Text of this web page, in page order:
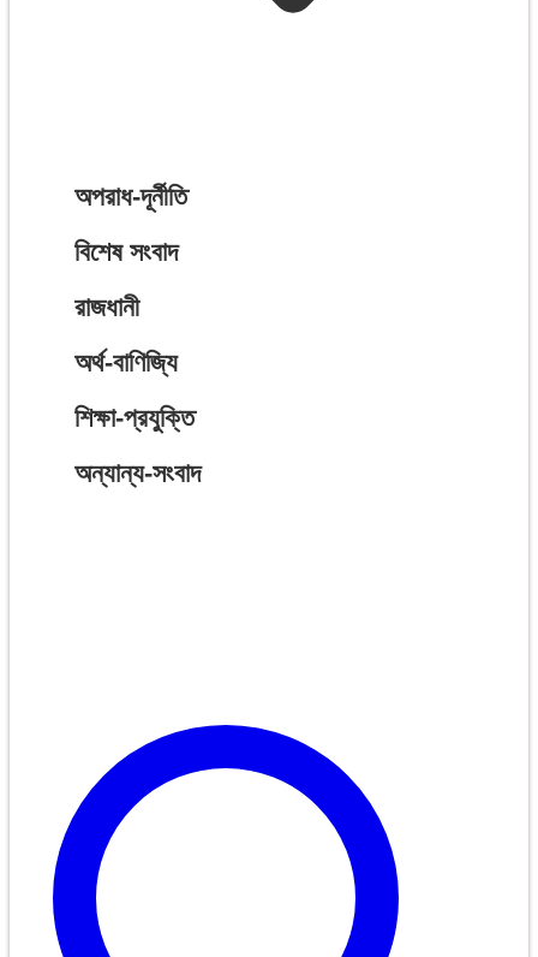
অপরাধ-দূর্নীতি
বিশেষ সংবাদ
রাজধানী
অর্থ-বাণিজ্যি
শিক্ষা-প্রযুক্তি
অন্যান্য-সংবাদ